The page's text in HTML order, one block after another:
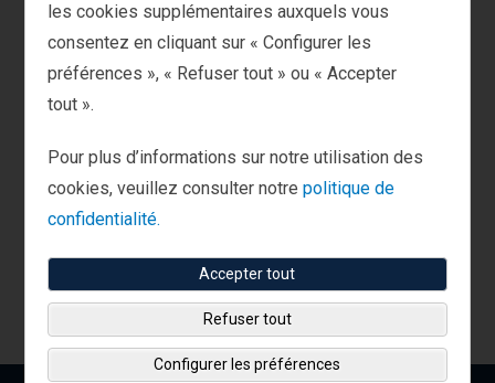
Appelez-nous ou remplissezle formulaire de
contactpour prendre rendez-vous.
les cookies supplémentaires auxquels vous
consentez en cliquant sur « Configurer les
préférences », « Refuser tout » ou « Accepter
tout ».
Pour plus d’informations sur notre utilisation des
cookies, veuillez consulter notrepolitique de
confidentialité.
Accepter tout
Refuser tout
Configurer les préférences